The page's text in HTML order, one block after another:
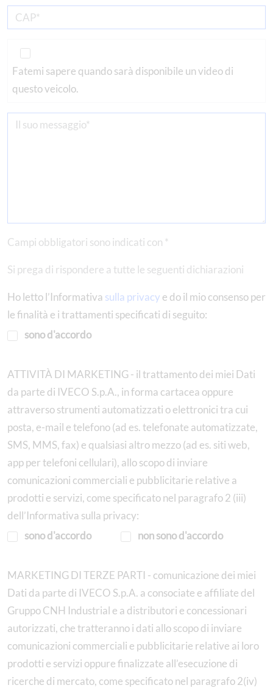
Fatemi sapere quando sarà disponibile un video di
questo veicolo.
Campi obbligatori sono indicati con *
Si prega di rispondere a tutte le seguenti dichiarazioni
Ho letto l’Informativa sulla privacy e do il mio consenso per
le finalità e i trattamenti specificati di seguito:
sono d'accordo
ATTIVITÀ DI MARKETING - il trattamento dei miei Dati
da parte di IVECO S.p.A., in forma cartacea oppure
attraverso strumenti automatizzati o elettronici tra cui
posta, e-mail e telefono (ad es. telefonate automatizzate,
SMS, MMS, fax) e qualsiasi altro mezzo (ad es. siti web,
app per telefoni cellulari), allo scopo di inviare
comunicazioni commerciali e pubblicitarie relative a
prodotti e servizi, come specificato nel paragrafo 2 (iii)
dell’Informativa sulla privacy:
sono d'accordo
non sono d'accordo
MARKETING DI TERZE PARTI - comunicazione dei miei
Dati da parte di IVECO S.p.A. a consociate e affiliate del
Gruppo CNH Industrial e a distributori e concessionari
autorizzati, che tratteranno i dati allo scopo di inviare
comunicazioni commerciali e pubblicitarie relative ai loro
prodotti e servizi oppure finalizzate all’esecuzione di
ricerche di mercato, come specificato nel paragrafo 2(iv)